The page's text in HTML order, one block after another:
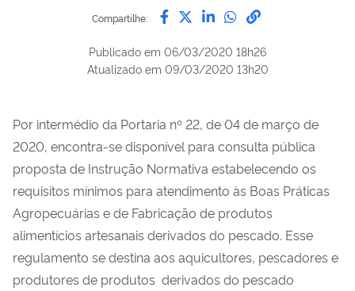
Compartilhe: Compartilhe por Facebook
Compartilhe por Twitter
Compartilhe por
Compartilhe
link para
Publicado em 06/03/2020 18h26
Atualizado em 09/03/2020 13h20
Por intermédio da Portaria nº 22, de 04 de março de
2020, encontra-se disponível para consulta pública
proposta de Instrução Normativa estabelecendo os
requisitos mínimos para atendimento às Boas Práticas
Agropecuárias e de Fabricação de produtos
alimentícios artesanais derivados do pescado. Esse
regulamento se destina aos aquicultores, pescadores e
produtores de produtos derivados do pescado